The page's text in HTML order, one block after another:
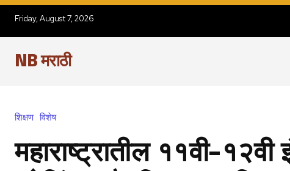
Friday, August 7, 2026
NB मराठी
शिक्षण विशेष
महाराष्ट्रातील ११वी-१२वी